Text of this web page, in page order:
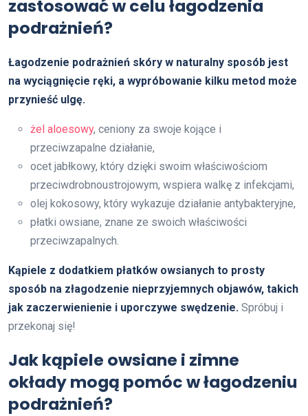
zastosować w celu łagodzenia
podrażnień?
Łagodzenie podrażnień skóry w naturalny sposób jest
na wyciągnięcie ręki, a wypróbowanie kilku metod może
przynieść ulgę.
żel aloesowy, ceniony za swoje kojące i
przeciwzapalne działanie,
ocet jabłkowy, który dzięki swoim właściwościom
przeciwdrobnoustrojowym, wspiera walkę z infekcjami,
olej kokosowy, który wykazuje działanie antybakteryjne,
płatki owsiane, znane ze swoich właściwości
przeciwzapalnych.
Kąpiele z dodatkiem płatków owsianych to prosty
sposób na złagodzenie nieprzyjemnych objawów, takich
jak zaczerwienienie i uporczywe swędzenie. Spróbuj i
przekonaj się!
Jak kąpiele owsiane i zimne
okłady mogą pomóc w łagodzeniu
podrażnień?